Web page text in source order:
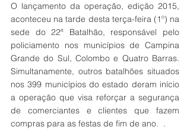
O lançamento da operação, edição 2015,
aconteceu na tarde desta terça-feira (1º) na
sede do 22ª Batalhão, responsável pelo
policiamento nos municípios de Campina
Grande do Sul, Colombo e Quatro Barras.
Simultanamente, outros batalhões situados
nos 399 municípios do estado deram início
a operação que visa reforçar a segurança
de comerciantes e clientes que fazem
compras para as festas de fim de ano.  .